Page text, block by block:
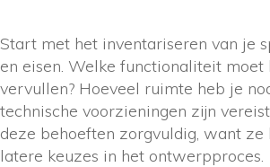
Start met het inventariseren van je
en eisen. Welke functionaliteit moet
vervullen? Hoeveel ruimte heb je
technische voorzieningen zijn
deze behoeften zorgvuldig, want ze
latere keuzes in het ontwerpproces.